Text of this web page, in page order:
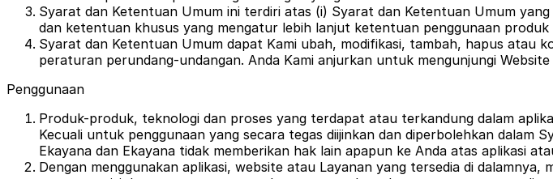
Syarat dan Ketentuan Umum ini terdiri atas (i) Syarat dan Ketentuan Umum
dan ketentuan khusus yang mengatur lebih lanjut ketentuan penggunaan
Syarat dan Ketentuan Umum dapat Kami ubah, modifikasi, tambah, hapus atau
peraturan perundang-undangan. Anda Kami anjurkan untuk mengunjungi
Penggunaan
Produk-produk, teknologi dan proses yang terdapat atau terkandung dalam
Kecuali untuk penggunaan yang secara tegas diijinkan dan diperbolehkan dalam
Ekayana dan Ekayana tidak memberikan hak lain apapun ke Anda atas aplikasi
Dengan menggunakan aplikasi, website atau Layanan yang tersedia di